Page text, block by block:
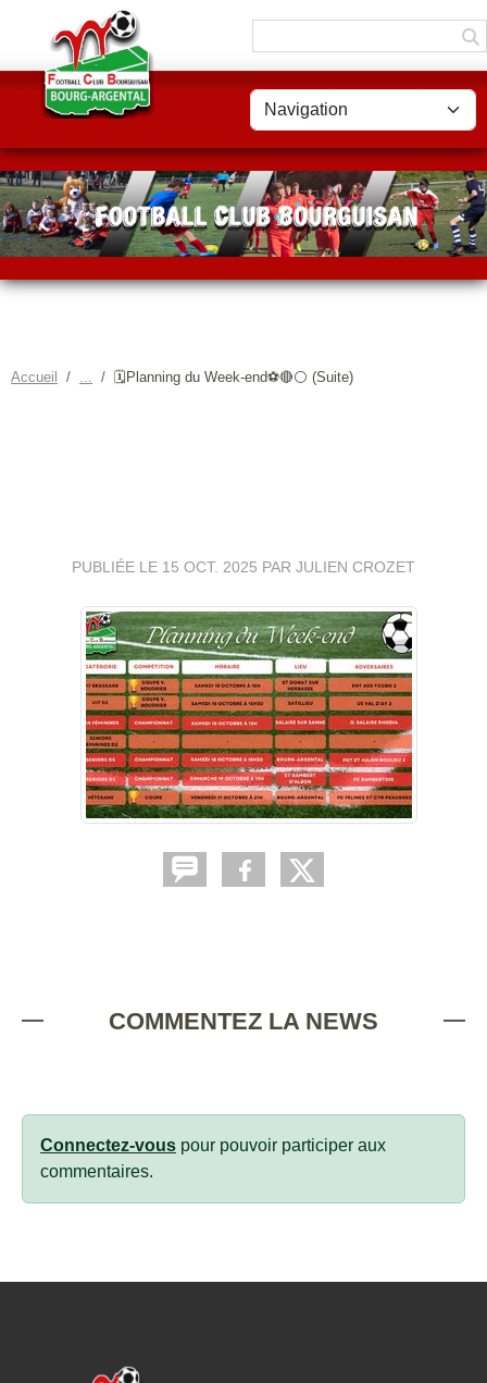
Accueil 🗓️Planning du Week-end⚽🔴⚪ (Suite)
PUBLIÉE LE 15 OCT. 2025 PAR JULIEN CROZET
COMMENTEZ LA NEWS
Connectez-vous pour pouvoir participer aux
commentaires.
Panneau de gestion des cookies